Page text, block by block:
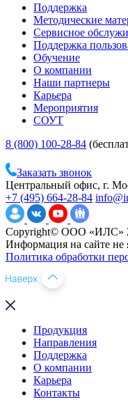
Поддержка
Методические
Сервисное
Поддержка
Обучение
О компании
Наши партнеры
Карьера
Мероприятия
СОУТ
8 (800) 100-28-84
Заказать звонок
Центральный офис, г.
+7 (495) 664-28-84
Copyright© ООО «ИЛС»
Информация на сайте не
Политика обработки
Продукция
Направления
Поддержка
О компании
Карьера
Контакты